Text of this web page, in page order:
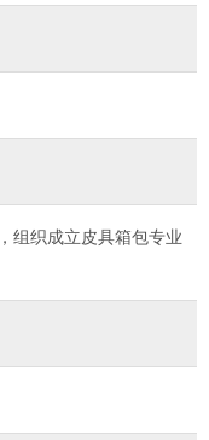
组织成立皮具箱包专业